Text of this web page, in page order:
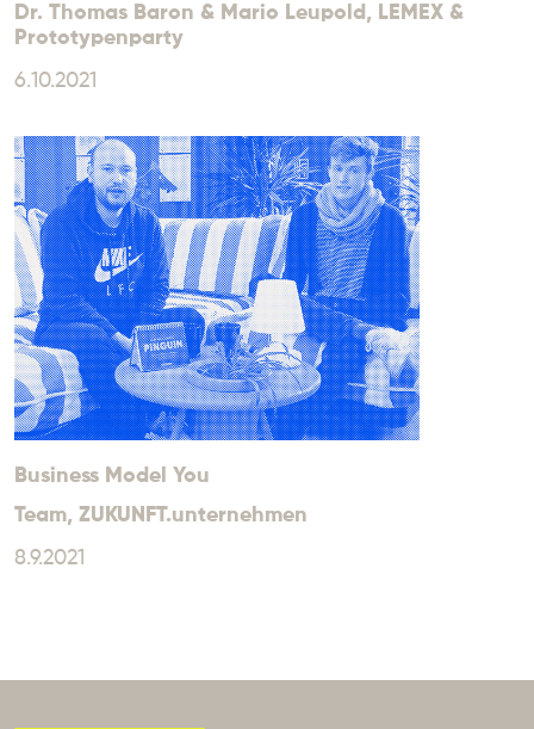
Dr. Thomas Baron & Mario Leupold , LEMEX &
Prototypenparty
6.10.2021
Business Model You
Team, ZUKUNFT.unternehmen
8.9.2021